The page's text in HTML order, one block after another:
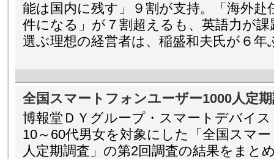
能は国内に残す」９割が支持。「海外赴
件になる」が７割超えるも、英語力が
選ぶ理想の経営者は、稲盛和夫氏が６
全国スマートフォンユーザー1000人定
博報堂ＤＹグループ・スマートデバイ
10～60代男女を対象にした「全国スマ
人定期調査」の第2回調査の結果をまと